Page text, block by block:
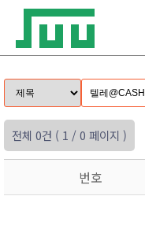
전체 0건 ( 1 / 0 페이지 )
번호